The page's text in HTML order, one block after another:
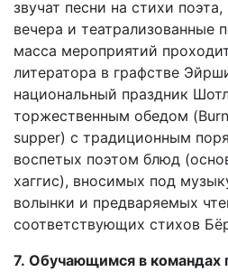
звучат песни на стихи
вечера и театрализованные
масса мероприятий
литератора в графстве
национальный праздник
торжественным обедом
supper) с традиционным
воспетых поэтом блюд
хаггис), вносимых под
волынки и предваряемых
соответствующих стихов
7. Обучающимся в командах